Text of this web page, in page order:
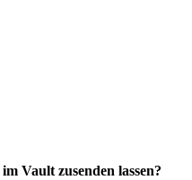
Vault zusenden lassen?